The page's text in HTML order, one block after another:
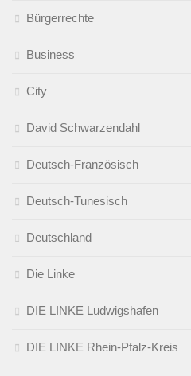
Bürgerrechte
Business
City
David Schwarzendahl
Deutsch-Französisch
Deutsch-Tunesisch
Deutschland
Die Linke
DIE LINKE Ludwigshafen
DIE LINKE Rhein-Pfalz-Kreis